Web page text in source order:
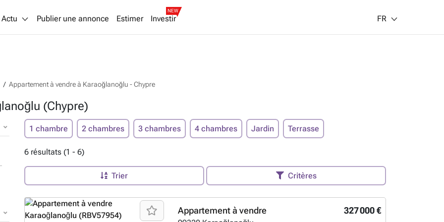
Actu Publier une annonce Estimer Investir
NEW
FR
Appartement à vendre à Karaoğlanoğlu - Chypre
(Chypre)
1 chambre 2 chambres 3 chambres 4 chambres Jardin Terrasse
6 résultats (1 - 6)
Trier Critères
327 000 €
Appartement à vendre